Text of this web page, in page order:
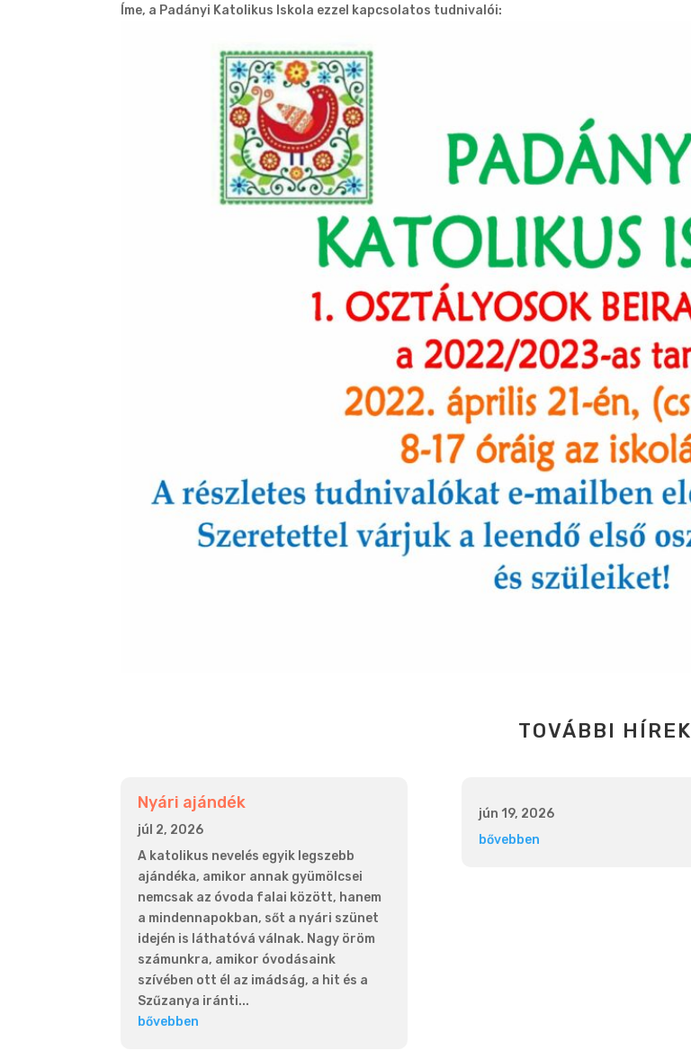
Íme, a Padányi Katolikus Iskola ezzel kapcsolatos tudnivalói:
TOVÁBBI HÍREK
Nyári ajándék
júl 2, 2026
A katolikus nevelés egyik legszebb
ajándéka, amikor annak gyümölcsei
nemcsak az óvoda falai között, hanem
a mindennapokban, sőt a nyári szünet
idején is láthatóvá válnak. Nagy öröm
számunkra, amikor óvodásaink
szívében ott él az imádság, a hit és a
Szűzanya iránti...
bővebben
jún 19, 2026
bővebben